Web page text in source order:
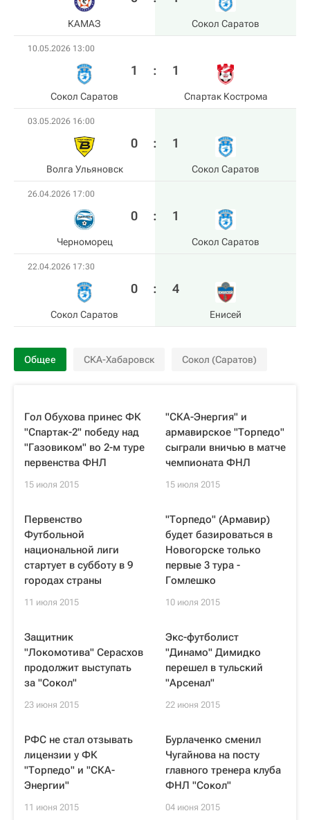
КАМАЗ Сокол Саратов
10.05.2026 13:00
Сокол Саратов
1 : 1
Спартак Кострома
03.05.2026 16:00
Волга Ульяновск
0 : 1
Сокол Саратов
26.04.2026 17:00
Черноморец
0 : 1
Сокол Саратов
22.04.2026 17:30
Сокол Саратов
0 : 4
Енисей
Общее СКА-Хабаровск Сокол (Саратов)
Гол Обухова принес ФК
"Спартак-2" победу над
"Газовиком" во 2-м туре
первенства ФНЛ
15 июля 2015
"СКА-Энергия" и
армавирское "Торпедо"
сыграли вничью в матче
чемпионата ФНЛ
15 июля 2015
Первенство
Футбольной
национальной лиги
стартует в субботу в 9
городах страны
11 июля 2015
"Торпедо" (Армавир)
будет базироваться в
Новогорске только
первые 3 тура -
Гомлешко
10 июля 2015
Защитник
"Локомотива" Серасхов
продолжит выступать
за "Сокол"
23 июня 2015
Экс-футболист
"Динамо" Димидко
перешел в тульский
"Арсенал"
22 июня 2015
РФС не стал отзывать
лицензии у ФК
"Торпедо" и "СКА-
Энергии"
11 июня 2015
Бурлаченко сменил
Чугайнова на посту
главного тренера клуба
ФНЛ "Сокол"
04 июня 2015